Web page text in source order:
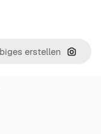
Nach